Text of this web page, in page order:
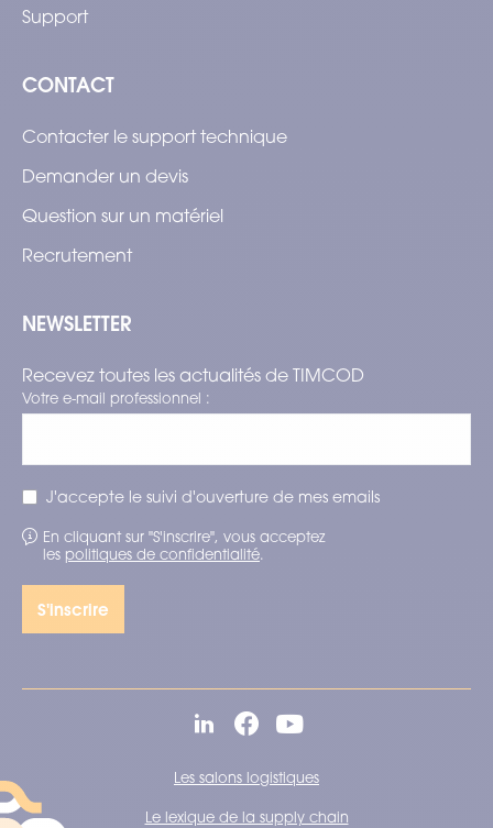
Support
CONTACT
Contacter le support technique
Demander un devis
Question sur un matériel
Recrutement
NEWSLETTER
Recevez toutes les actualités de TIMCOD
Votre e-mail professionnel :
J'accepte le suivi d'ouverture de mes emails
En cliquant sur "S'inscrire", vous acceptez
les politiques de confidentialité.
Les salons logistiques
Le lexique de la supply chain